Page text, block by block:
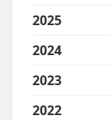
2025
2024
2023
2022